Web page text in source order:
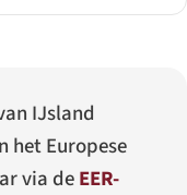
IJsland
het Europese
via deEER-